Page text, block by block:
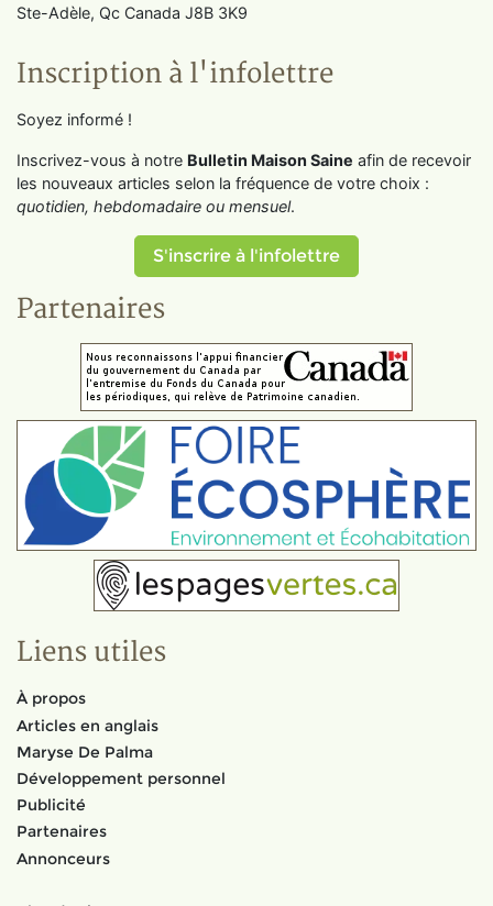
Ste-Adèle, Qc Canada J8B 3K9
Inscription à l'infolettre
Soyez informé !
Inscrivez-vous à notre Bulletin Maison Saine afin de recevoir
les nouveaux articles selon la fréquence de votre choix :
quotidien, hebdomadaire ou mensuel.
S'inscrire à l'infolettre
Partenaires
Liens utiles
À propos
Articles en anglais
Maryse De Palma
Développement personnel
Publicité
Partenaires
Annonceurs